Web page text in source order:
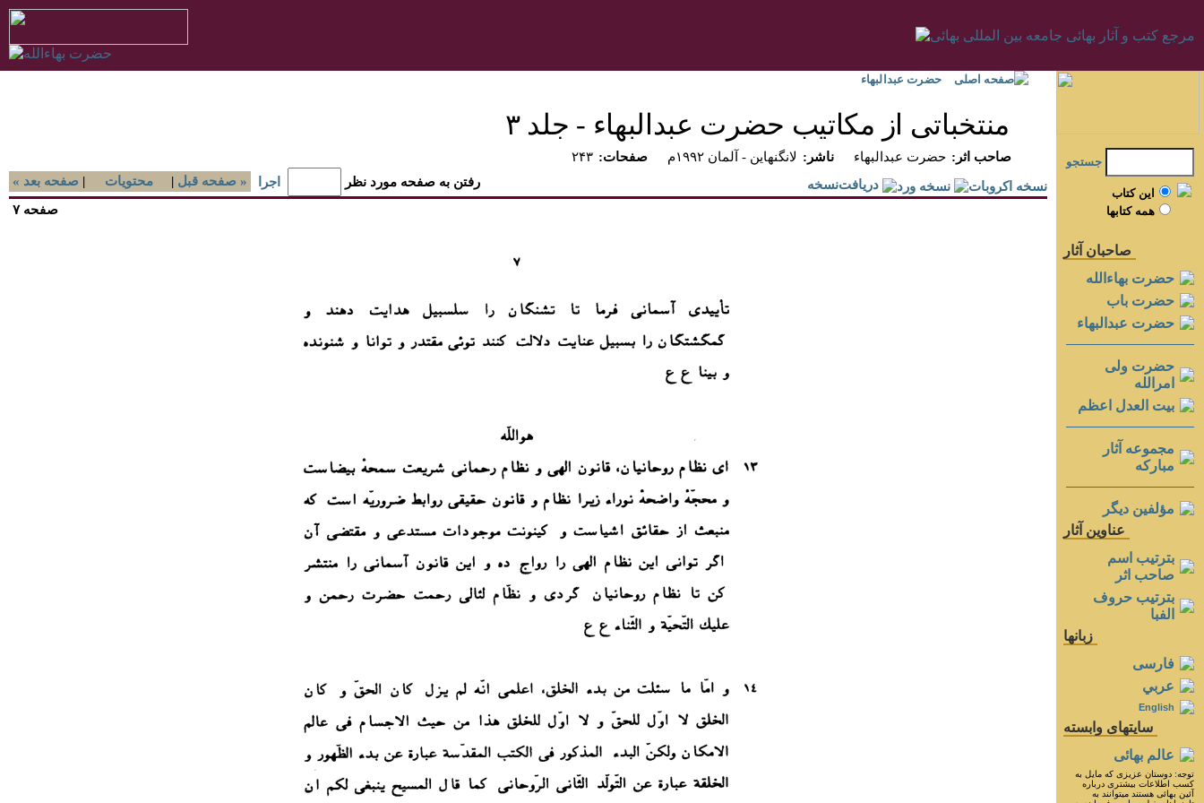
صفحه اصلی حضرت عبدالبهاء
منتخباتى از مكاتيب حضرت عبدالبهاء - جلد ۳
۲۴۳ :صفحات لانگنهاين - آلمان ۱۹۹۲م :ناشر حضرت عبدالبهاء
:صاحب اثر
« صفحه بعد | محتويات | صفحه قبل » رفتن به صفحه مورد نظر اجرا
جستجو
اين کتاب
همه کتابها
صاحبان آثار
حضرت بهاءالله
حضرت باب
حضرت عبدالبهاء
حضرت ولی
امرالله
بيت العدل اعظم
مجموعه آثار
مباركه
مؤلفين ديگر
عناوين آثار
بترتيب اسم
صاحب اثر
بترتيب حروف
الفبا
زبانها
فارسی
عربي
English
سايتهای وابسته
عالم بهائی
توجه: دوستان عزيزى كه مايل به
كسب اطلاعات بيشترى درباره
آئين بهائى هستند ميتوانند به